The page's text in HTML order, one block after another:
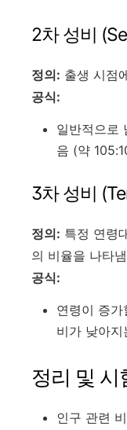
2차 성비
정의: 출생 시점
공식:
일반적으로
음 (약
3차 성비
정의: 특정 연령
의 비율을 나타
공식:
연령이 증
비가 낮아
정리 및 시
인구 관련